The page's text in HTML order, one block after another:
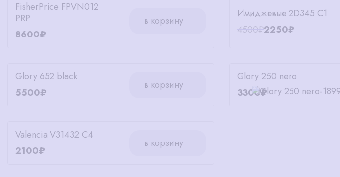
FisherPrice FPVN012
PRP
8600₽
в корзину
Имиджевые 2D345 C1
4500₽2250₽
Glory 652 black
5500₽
в корзину
Glory 250 nero
3300₽
Valencia V31432 C4
2100₽
в корзину